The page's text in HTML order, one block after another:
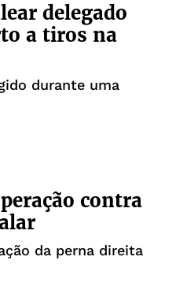
delegado
a tiros na
durante uma
contra
da perna direita